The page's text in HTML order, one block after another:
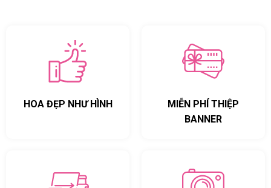
HOA ĐẸP NHƯ HÌNH
MIỄN PHÍ THIỆP
BANNER